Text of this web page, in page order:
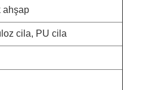
ahşap
cila, PU cila